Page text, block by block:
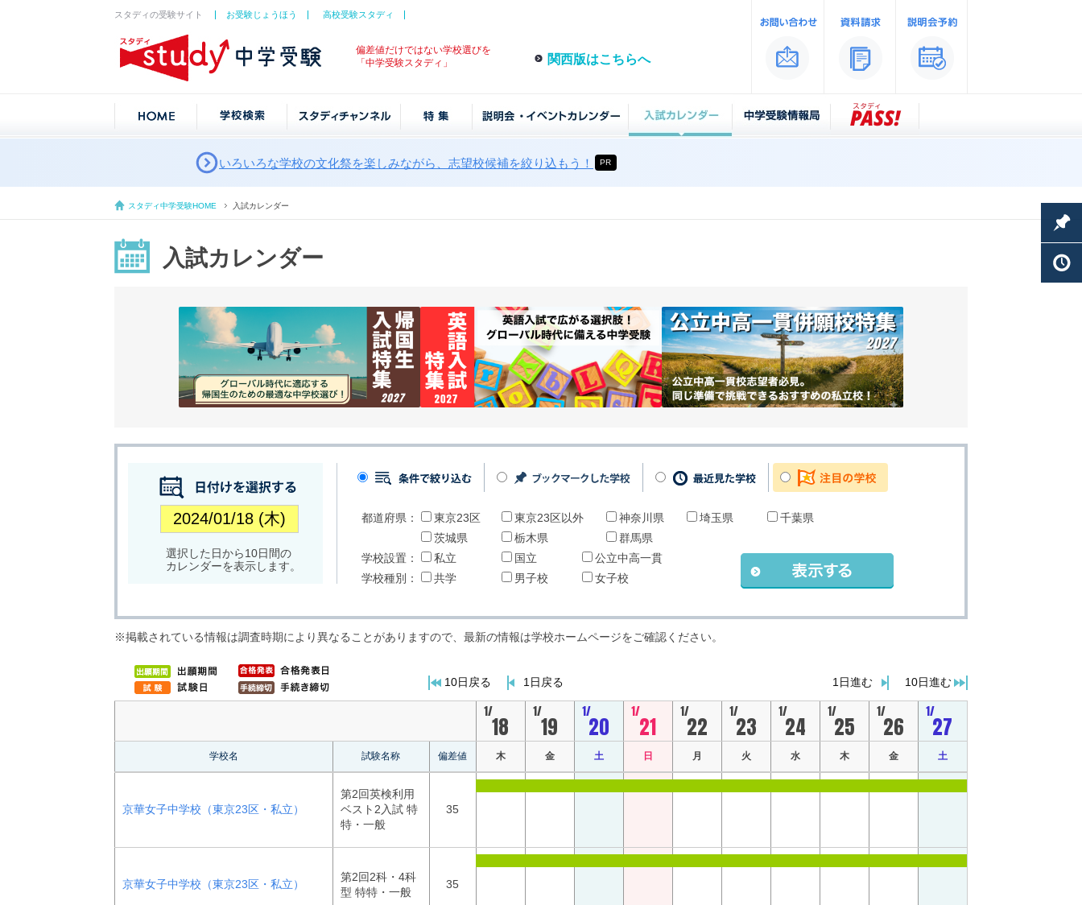
スタディの受験サイト お受験じょうほう 高校受験スタディ
偏差値だけではない学校選びを
「中学受験スタディ」
関西版はこちらへ
いろいろな学校の文化祭を楽しみながら、志望校候補を絞り込もう！ PR
スタディ中学受験HOME 入試カレンダー
入試カレンダー
選択した日から10日間の
カレンダーを表示します。
都道府県： 東京23区 東京23区以外 神奈川県 埼玉県
千葉県
茨城県
栃木県
群馬県
学校設置：
私立 国立
公立中高一貫
学校種別：
共学 男子校 女子校
※掲載されている情報は調査時期により異なることがありますので、最新の情報は学校ホームページをご確認ください。
10日戻る 1日戻る 10日進む
1日進む
1/
18
1/
19
1/
20
1/
21
1/
22
1/
23
1/
24
1/
25
1/
26
1/
27
学校名 試験名称 偏差値 木 金 土 日 月 火 水 木 金 土
京華女子中学校（東京23区・私立）
第2回英検利用
ベスト2入試 特
特・一般
35
京華女子中学校（東京23区・私立）
第2回2科・4科
型 特特・一般
35